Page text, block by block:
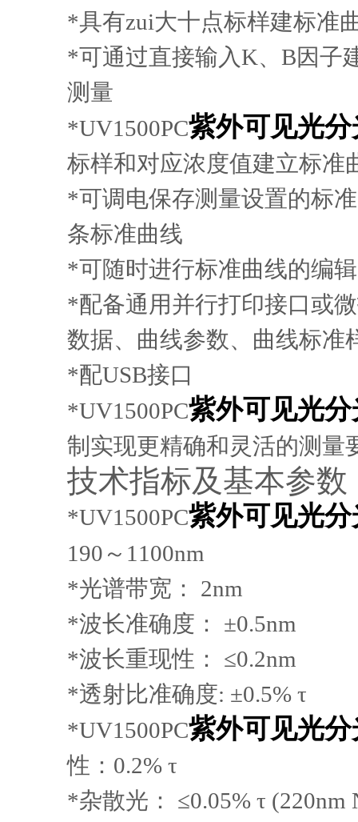
*具有zui大十点标样建标准
*可通过直接输入K、 B因子
测量
*UV1500PC紫外可见光
标样和对应浓度值建立标准
*可调电保存测量设置的标
条标准曲线
*可随时进行标准曲线的编
*配备通用并行打印接口或
数据、曲线参数、曲线标准
*配USB接口
*UV1500PC紫外可见光
制实现更精确和灵活的测量
技术指标及基本参数
*UV1500PC紫外可见光
190 ～ 1100nm
*光谱带宽：
2nm
*波长准确度：
±0.5nm
*波长重现性：
≤0.2nm
*透射比准确度: ±0.5% τ
*UV1500PC紫外可见光
性： 0.2% τ
*杂散光：
≤0.05% τ (220nm